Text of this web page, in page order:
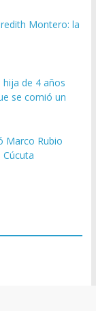
Montero: la
hija de 4 años
se comió un
Marco Rubio